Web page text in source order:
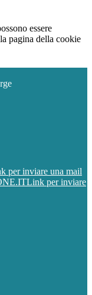
essere
pagina della cookie
per inviare una mail
Link per inviare